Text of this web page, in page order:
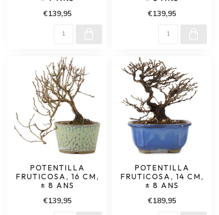
€139,95 €139,95
POTENTILLA
FRUTICOSA, 16 CM,
± 8 ANS
€139,95
POTENTILLA
FRUTICOSA, 14 CM,
± 8 ANS
€189,95